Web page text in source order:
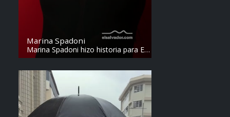
Marina Spadoni
Marina Spadoni hizo historia para El
Salvador. Ganó el oro en los 50
de los Juegos Centroamericanos y
del Caribe.